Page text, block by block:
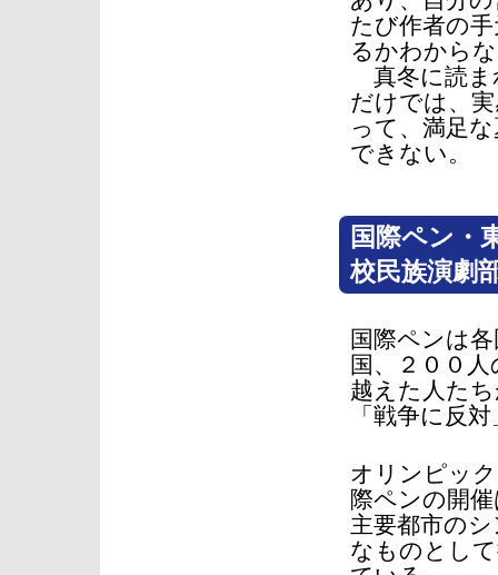
たび作者の
るかわから
真冬に読ま
だけでは、
って、満足
できない。
国際ペン・
校民族演劇
国際ペンは
国、２００
越えた人た
「戦争に反
オリンピッ
際ペンの開
主要都市の
なものとし